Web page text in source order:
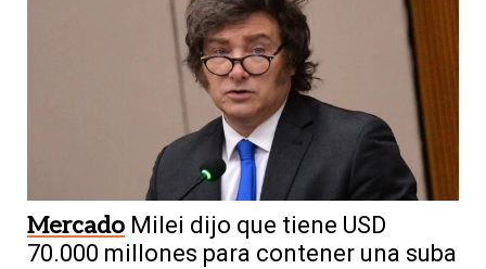
Mercado Milei dijo que tiene USD
70.000 millones para contener una suba